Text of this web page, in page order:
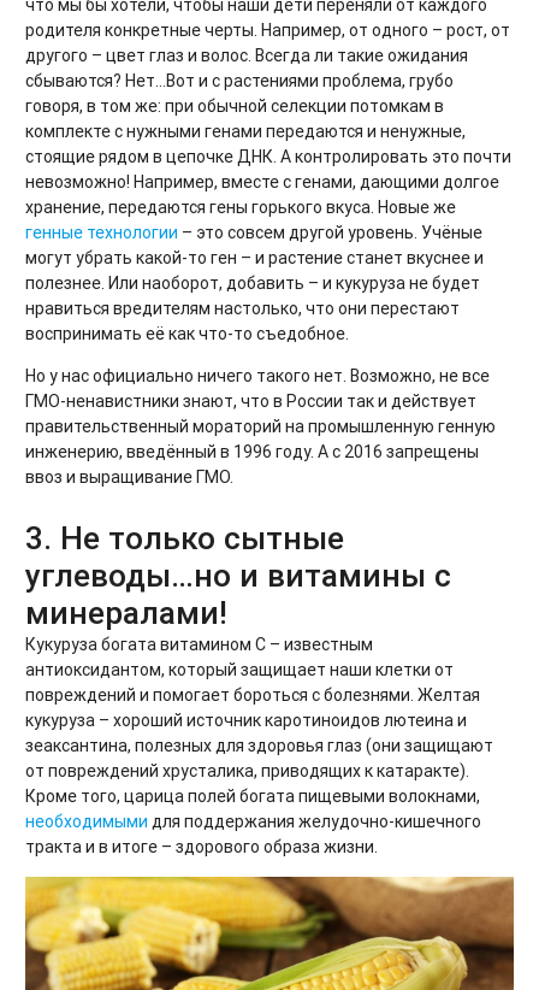
что мы бы хотели, чтобы наши дети переняли от каждого
родителя конкретные черты. Например, от одного – рост, от
другого – цвет глаз и волос. Всегда ли такие ожидания
сбываются? Нет…Вот и с растениями проблема, грубо
говоря, в том же: при обычной селекции потомкам в
комплекте с нужными генами передаются и ненужные,
стоящие рядом в цепочке ДНК. А контролировать это почти
невозможно! Например, вместе с генами, дающими долгое
хранение, передаются гены горького вкуса. Новые же
генные технологии – это совсем другой уровень. Учёные
могут убрать какой-то ген – и растение станет вкуснее и
полезнее. Или наоборот, добавить – и кукуруза не будет
нравиться вредителям настолько, что они перестают
воспринимать её как что-то съедобное.
Но у нас официально ничего такого нет. Возможно, не все
ГМО-ненавистники знают, что в России так и действует
правительственный мораторий на промышленную генную
инженерию, введённый в 1996 году. А с 2016 запрещены
ввоз и выращивание ГМО.
3. Не только сытные
углеводы…но и витамины с
минералами!
Кукуруза богата витамином С – известным
антиоксидантом, который защищает наши клетки от
повреждений и помогает бороться с болезнями. Желтая
кукуруза – хороший источник каротиноидов лютеина и
зеаксантина, полезных для здоровья глаз (они защищают
от повреждений хрусталика, приводящих к катаракте).
Кроме того, царица полей богата пищевыми волокнами,
необходимыми для поддержания желудочно-кишечного
тракта и в итоге – здорового образа жизни.